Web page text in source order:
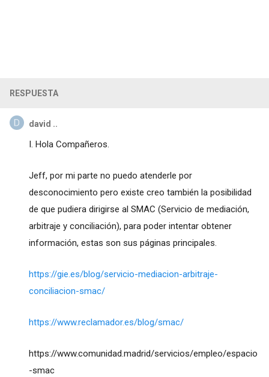
RESPUESTA
david ..
I. Hola Compañeros.
Jeff, por mi parte no puedo atenderle por
desconocimiento pero existe creo también la posibilidad
de que pudiera dirigirse al SMAC (Servicio de mediación,
arbitraje y conciliación), para poder intentar obtener
información, estas son sus páginas principales.
https://gie.es/blog/servicio-mediacion-arbitraje-
conciliacion-smac/
https://www.reclamador.es/blog/smac/
https://www.comunidad.madrid/servicios/empleo/espacio
-smac